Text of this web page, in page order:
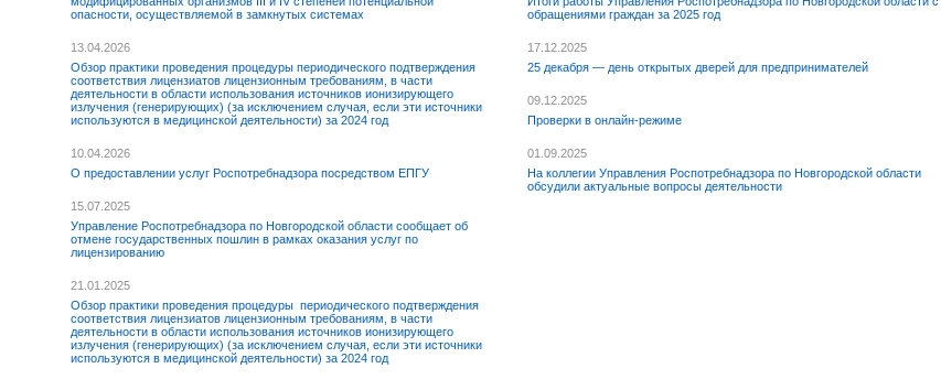
опасности, осуществляемой в замкнутых системах
13.04.2026
Обзор практики проведения процедуры периодического подтверждения
соответствия лицензиатов лицензионным требованиям, в части
деятельности в области использования источников ионизирующего
излучения (генерирующих) (за исключением случая, если эти источники
используются в медицинской деятельности) за 2024 год
10.04.2026
О предоставлении услуг Роспотребнадзора посредством ЕПГУ
15.07.2025
Управление Роспотребнадзора по Новгородской области сообщает об
отмене государственных пошлин в рамках оказания услуг по
лицензированию
21.01.2025
Обзор практики проведения процедуры периодического подтверждения
соответствия лицензиатов лицензионным требованиям, в части
деятельности в области использования источников ионизирующего
излучения (генерирующих) (за исключением случая, если эти источники
используются в медицинской деятельности) за 2024 год
обращениями граждан за 2025 год
17.12.2025
25 декабря — день открытых дверей для предпринимателей
09.12.2025
Проверки в онлайн-режиме
01.09.2025
На коллегии Управления Роспотребнадзора по Новгородской области
обсудили актуальные вопросы деятельности